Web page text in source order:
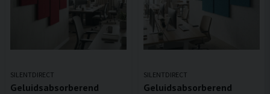
SILENTDIRECT
Geluidsabsorberend
SILENTDIRECT
Geluidsabsorberend